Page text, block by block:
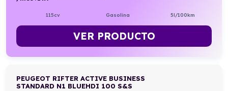
115cv Gasolina 5l/100km
VER PRODUCTO
PEUGEOT RIFTER ACTIVE BUSINESS
STANDARD N1 BLUEHDI 100 S&S